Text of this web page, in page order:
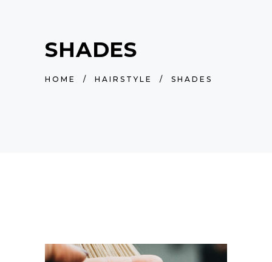
SHADES
HOME / HAIRSTYLE / SHADES